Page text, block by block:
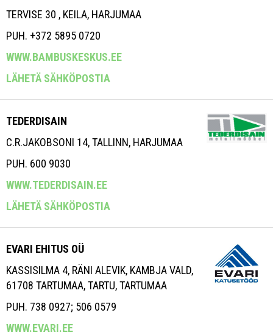
TERVISE 30 , KEILA, HARJUMAA
PUH. +372 5895 0720
WWW.BAMBUSKESKUS.EE
LÄHETÄ SÄHKÖPOSTIA
TEDERDISAIN
C.R.JAKOBSONI 14, TALLINN, HARJUMAA
PUH. 600 9030
WWW.TEDERDISAIN.EE
LÄHETÄ SÄHKÖPOSTIA
EVARI EHITUS OÜ
KASSISILMA 4, RÄNI ALEVIK, KAMBJA VALD,
61708 TARTUMAA, TARTU, TARTUMAA
PUH. 738 0927; 506 0579
WWW.EVARI.EE